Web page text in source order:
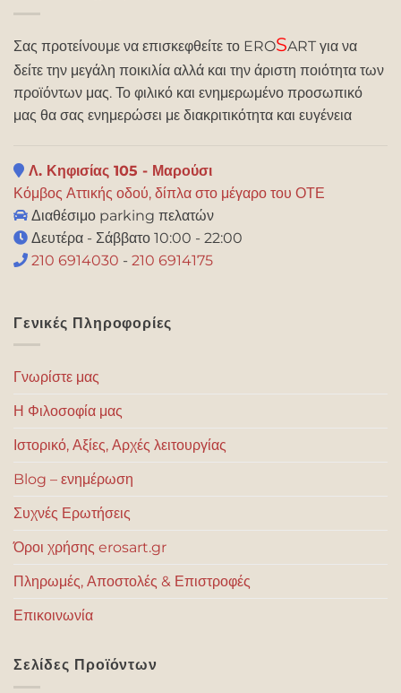
Σας προτείνουμε να επισκεφθείτε το EROSART για να
δείτε την μεγάλη ποικιλία αλλά και την άριστη ποιότητα των
προϊόντων μας. Το φιλικό και ενημερωμένο προσωπικό
μας θα σας ενημερώσει με διακριτικότητα και ευγένεια
Λ. Κηφισίας 105 - Μαρούσι
Κόμβος Αττικής οδού, δίπλα στο μέγαρο του ΟΤΕ
Διαθέσιμο parking πελατών
Δευτέρα - Σάββατο 10:00 - 22:00
210 6914030 - 210 6914175
Γενικές Πληροφορίες
Γνωρίστε μας
Η Φιλοσοφία μας
Ιστορικό, Αξίες, Αρχές λειτουργίας
Blog – ενημέρωση
Συχνές Ερωτήσεις
Όροι χρήσης erosart.gr
Πληρωμές, Αποστολές & Επιστροφές
Επικοινωνία
Σελίδες Προϊόντων